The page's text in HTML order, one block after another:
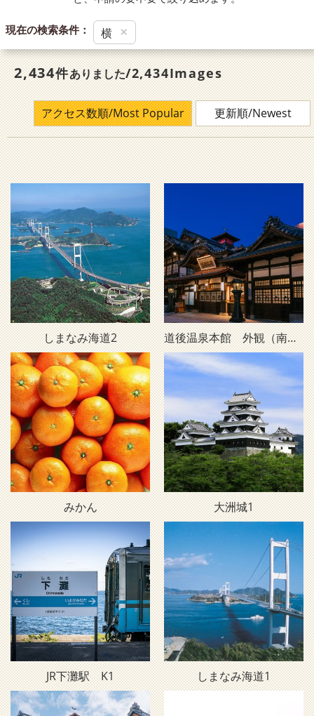
現在の検索条件： 横 ×
2,434件ありました/2,434Images
アクセス数順/Most Popular 更新順/Newest
しまなみ海道2 道後温泉本館 外観（南西・夜）D2
みかん 大洲城1
JR下灘駅 K1 しまなみ海道1